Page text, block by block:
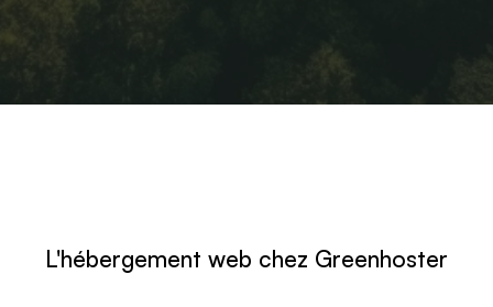
L'hébergement web chez Greenhoster